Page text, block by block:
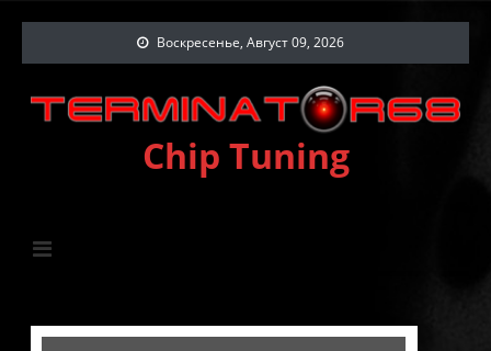
Воскресенье, Август 09, 2026
Chip Tuning